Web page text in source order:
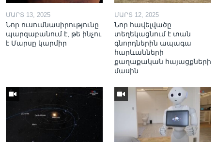
ՄԱՐՏ 13, 2025
Նոր ուսումնասիրությունը
պարզաբանում է, թե ինչու
է Մարսը կարմիր
ՄԱՐՏ 12, 2025
Նոր հավելվածը
տեղեկացնում է տան
գնորդներին ապագա
հարևանների
քաղաքական հայացքների
մասին